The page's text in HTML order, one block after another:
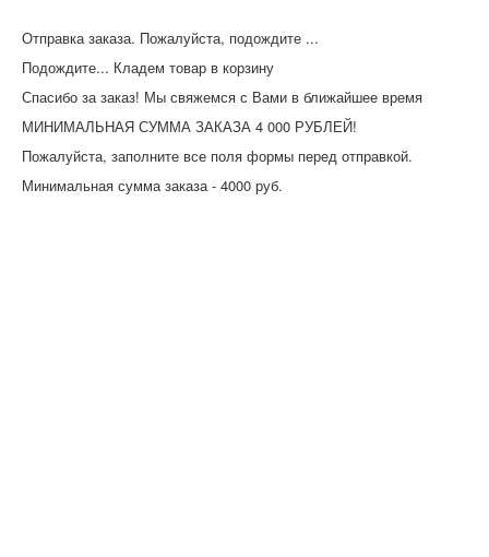
Отправка заказа. Пожалуйста, подождите ...
Подождите... Кладем товар в корзину
Спасибо за заказ! Мы свяжемся с Вами в ближайшее время
МИНИМАЛЬНАЯ СУММА ЗАКАЗА 4 000 РУБЛЕЙ!
Пожалуйста, заполните все поля формы перед отправкой.
Минимальная сумма заказа - 4000 руб.